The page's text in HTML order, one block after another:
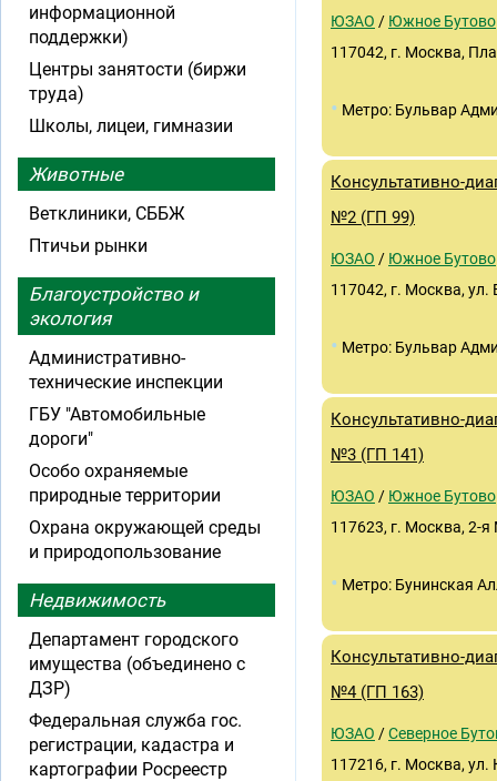
ЮЗАО / Южное Бутово
117042, г. Москва,
• Метро: Бульвар
Консультативно-
№2 (ГП 99)
ЮЗАО / Южное Бутово
117042, г. Москва, ул.
• Метро: Бульвар
Консультативно-
№3 (ГП 141)
ЮЗАО / Южное Бутово
117623, г. Москва, 2-
• Метро: Бунинская
Консультативно-
№4 (ГП 163)
ЮЗАО /Северное
117216, г. Москва, ул.
информационной
поддержки)
Центры занятости (биржи
труда)
Школы, лицеи, гимназии
Животные
Ветклиники, СББЖ
Птичьи рынки
Благоустройство и
экология
Административно-
технические инспекции
ГБУ "Автомобильные
дороги"
Особо охраняемые
природные территории
Охрана окружающей среды
и природопользование
Недвижимость
Департамент городского
имущества (объединено с
ДЗР)
Федеральная служба гос.
регистрации, кадастра и
картографии Росреестр